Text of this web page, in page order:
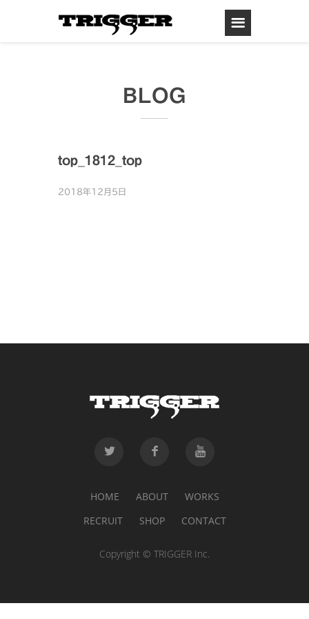
BLOG
top_1812_top
2018年12月5日
HOME ABOUT
WORKS
RECRUIT
SHOP CONTACT
Copyright © TRIGGER Inc.